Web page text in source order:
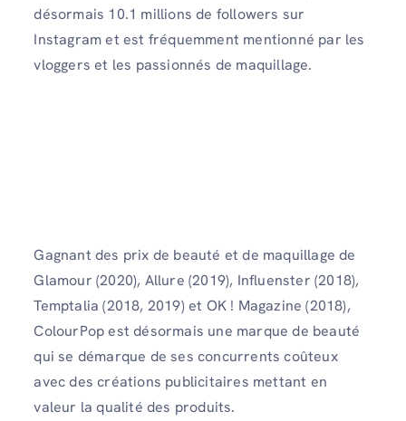
désormais 10.1 millions de followers sur
Instagram et est fréquemment mentionné par les
vloggers et les passionnés de maquillage.
Gagnant des prix de beauté et de maquillage de
Glamour (2020), Allure (2019), Influenster (2018),
Temptalia (2018, 2019) et OK ! Magazine (2018),
ColourPop est désormais une marque de beauté
qui se démarque de ses concurrents coûteux
avec des créations publicitaires mettant en
valeur la qualité des produits.